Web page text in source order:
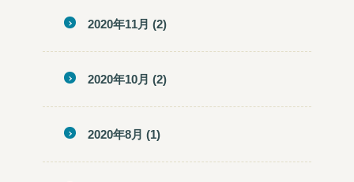
2020年11月 (2)
2020年10月 (2)
2020年8月 (1)